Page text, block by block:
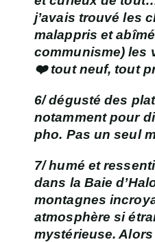
j’avais trouvé les
malappris et
communisme) les
❤️ tout neuf, tout
6/ dégusté des
notamment pour
pho. Pas un seul
7/ humé et
dans la Baie
montagnes
atmosphère si
mystérieuse.